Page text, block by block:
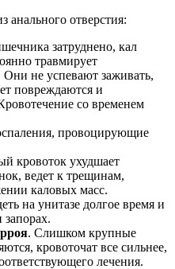
анального отверстия:
затруднено, кал
травмирует
не успевают заживать,
повреждаются и
со временем
провоцирующие
кровоток ухудшает
ведет к трещинам,
каловых масс.
на унитазе долгое время и
. Слишком крупные
кровоточат все сильнее,
лечения.